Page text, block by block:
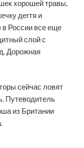
хорошей травы,
дегтя и
в России все еще
слой с
Дорожная
сейчас ловят
Путеводитель
из Британии